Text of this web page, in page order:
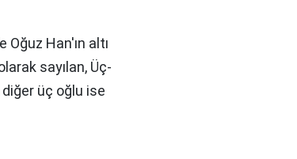
Oğuz Han'ın altı
sayılan, Üç-
diğer üç oğlu ise